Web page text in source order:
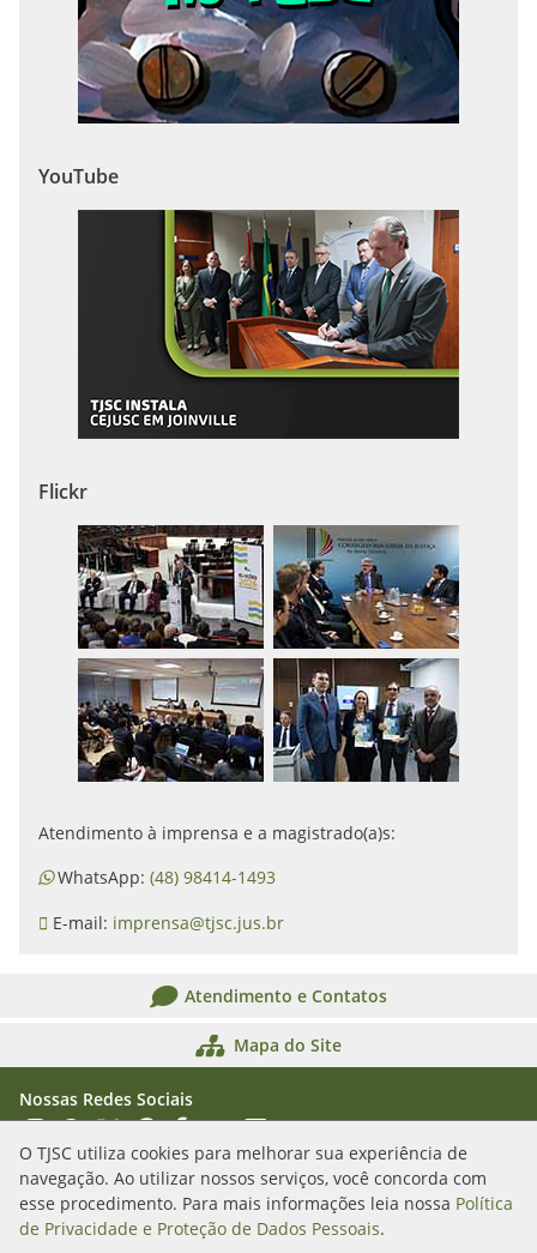
O TJSC utiliza cookies para melhorar sua experiência de
navegação. Ao utilizar nossos serviços, você concorda com
esse procedimento. Para mais informações leia nossa Política
de Privacidade e Proteção de Dados Pessoais.
YouTube
Flickr
Atendimento à imprensa e a magistrado(a)s:
WhatsApp: (48) 98414-1493
E-mail: imprensa@tjsc.jus.br
Atendimento e Contatos
Mapa do Site
Nossas Redes Sociais
Acessar Instagram
Acessar WhatsApp
Acessar XAcessar Threads
Acessar Facebook
Acessar YouTube
Acessar Flickr
Acessar SoundCloud
Rua Álvaro Millen da Silveira, n. 208
Florianópolis/SC - CEP: 88020-901